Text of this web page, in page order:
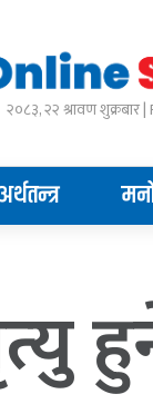
२०८३, २२ श्रावण शुक्रबार
अर्थतन्त्र